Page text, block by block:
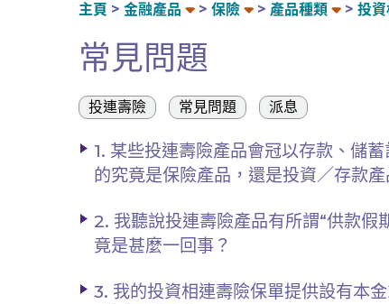
主頁 金融產品 保險 產品種類 投
常見問題
投連壽險 常見問題 派息
1. 某些投連壽險產品會冠以存款、儲
的究竟是保險產品，還是投資／存款產
2. 我聽說投連壽險產品有所謂“供款
竟是甚麼一回事？
3. 我的投資相連壽險保單提供設有本